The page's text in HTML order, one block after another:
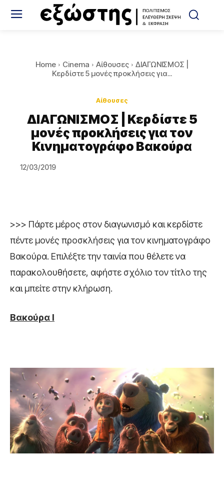
Home Cinema Αίθουσες
ΔΙΑΓΩΝΙΣΜΟΣ |
Κερδίστε 5 μονές προκλήσεις για...
Αίθουσες
ΔΙΑΓΩΝΙΣΜΟΣ | Κερδίστε 5
μονές προκλήσεις για τον
Κινηματογράφο Βακούρα
12/03/2019
>>> Πάρτε μέρος στον διαγωνισμό και κερδίστε
πέντε μονές προσκλήσεις για τον κινηματογράφο
Βακούρα. Επιλέξτε την ταινία που θέλετε να
παρακολουθήσετε, αφήστε σχόλιο τον τίτλο της
και μπείτε στην κλήρωση.
Βακούρα Ι